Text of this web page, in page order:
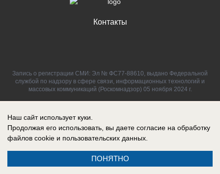
Контакты
Запись о регистрации СМИ: Эл № ФС77-88610, выдано Федеральной
службой по надзору в сфере связи, информационных технологий и
массовых коммуникаций (Роскомнадзор) 05 ноября 2024 г.
Наш сайт использует куки.
Продолжая его использовать, вы даете согласие на обработку
файлов cookie и пользовательских данных.
ПОНЯТНО